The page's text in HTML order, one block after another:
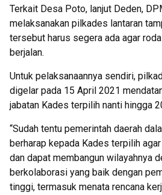
Terkait Desa Poto, lanjut Deden,
melaksanakan pilkades lantaran
tersebut harus segera ada agar
berjalan.
Untuk pelaksanaannya sendiri,
digelar pada 15 April 2021
jabatan Kades terpilih nanti hingga
“Sudah tentu pemerintah daerah
berharap kepada Kades terpilih
dan dapat membangun wilayahnya
berkolaborasi yang baik dengan
tinggi, termasuk menata rencana